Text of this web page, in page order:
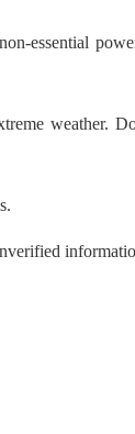
essential
weather.